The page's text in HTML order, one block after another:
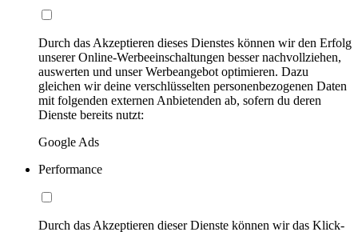
Durch das Akzeptieren dieses Dienstes können wir den Erfolg
unserer Online-Werbeeinschaltungen besser nachvollziehen,
auswerten und unser Werbeangebot optimieren. Dazu
gleichen wir deine verschlüsselten personenbezogenen Daten
mit folgenden externen Anbietenden ab, sofern du deren
Dienste bereits nutzt:
Google Ads
Performance
Durch das Akzeptieren dieser Dienste können wir das Klick-